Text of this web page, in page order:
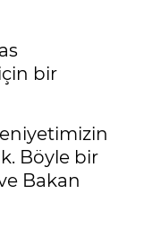
bir
Böyle bir
Bakan